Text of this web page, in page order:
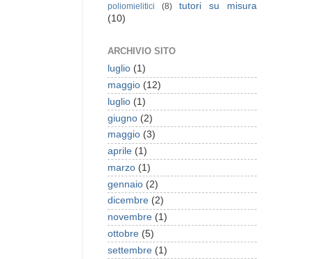
poliomielitici
(8)
tutori su misura
(10)
ARCHIVIO SITO
luglio (1)
maggio (12)
luglio (1)
giugno (2)
maggio (3)
aprile (1)
marzo (1)
gennaio (2)
dicembre (2)
novembre (1)
ottobre (5)
settembre (1)